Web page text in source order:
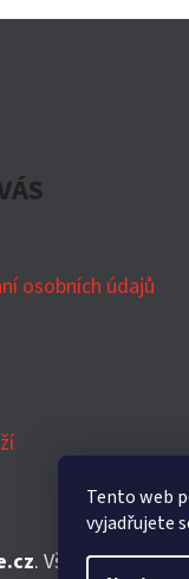
Tento web
vyjadřujete
osobních údajů
. Všechna práva